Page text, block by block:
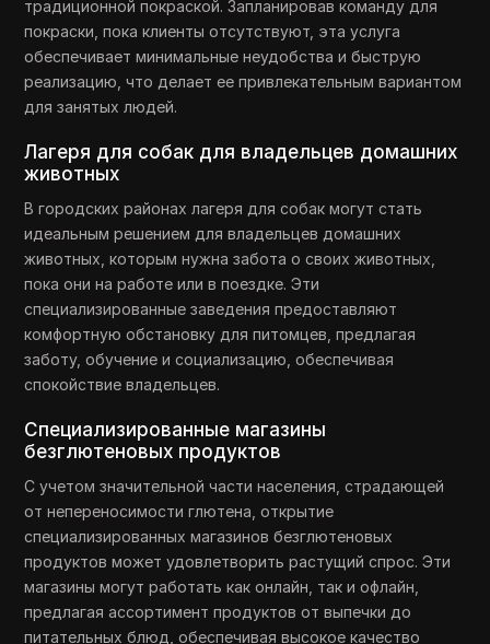
традиционной покраской. Запланировав команду для
покраски, пока клиенты отсутствуют, эта услуга
обеспечивает минимальные неудобства и быструю
реализацию, что делает ее привлекательным вариантом
для занятых людей.
Лагеря для собак для владельцев домашних
животных
В городских районах лагеря для собак могут стать
идеальным решением для владельцев домашних
животных, которым нужна забота о своих животных,
пока они на работе или в поездке. Эти
специализированные заведения предоставляют
комфортную обстановку для питомцев, предлагая
заботу, обучение и социализацию, обеспечивая
спокойствие владельцев.
Специализированные магазины
безглютеновых продуктов
С учетом значительной части населения, страдающей
от непереносимости глютена, открытие
специализированных магазинов безглютеновых
продуктов может удовлетворить растущий спрос. Эти
магазины могут работать как онлайн, так и офлайн,
предлагая ассортимент продуктов от выпечки до
питательных блюд, обеспечивая высокое качество